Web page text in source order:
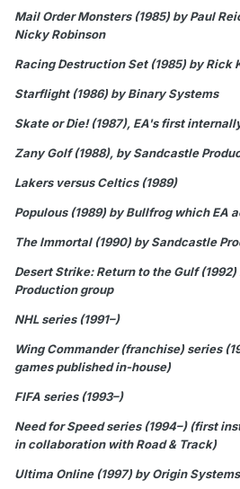
Mail Order Monsters (1985) by Paul
Nicky Robinson
Racing Destruction Set (1985) by Rick
Starflight (1986) by Binary Systems
Skate or Die! (1987), EA's first
Zany Golf (1988), by Sandcastle
Lakers versus Celtics (1989)
Populous (1989) by Bullfrog which EA
The Immortal (1990) by Sandcastle
Desert Strike: Return to the Gulf
Production group
NHL series (1991–)
Wing Commander (franchise) series
games published in-house)
FIFA series (1993–)
Need for Speed series (1994–) (first
in collaboration with Road & Track)
Ultima Online (1997) by Origin Systems